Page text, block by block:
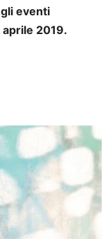
eventi
aprile 2019.